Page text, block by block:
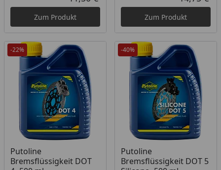
Aktueller Preis
Zum Produkt Zum Produkt
-22%
Putoline
Bremsflüssigkeit DOT
Produkt am Lager
-40%
Putoline
Bremsflüssigkeit DOT 5
Produkt am Lager